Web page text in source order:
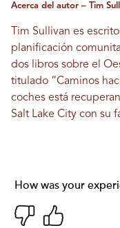
Acerca del autor – Tim
Tim Sullivan es
planificación
dos libros sobre el
titulado “Caminos
coches está
Salt Lake City con su